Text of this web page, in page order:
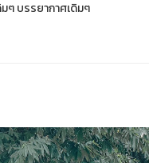
ๆ บรรยากาศเดิมๆ